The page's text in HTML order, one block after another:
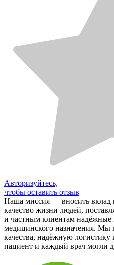
Авторизуйтесь,
чтобы оставить отзыв
Наша миссия — вносить вклад
качество жизни людей,
и частным клиентам надёжные
медицинского назначения. Мы
качества, надёжную
пациент и каждый врач могли